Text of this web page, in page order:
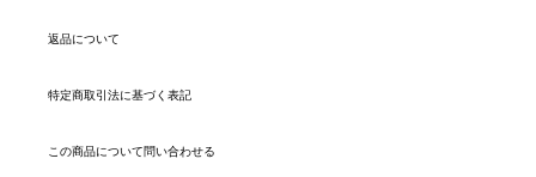
返品について
特定商取引法に基づく表記
この商品について問い合わせる